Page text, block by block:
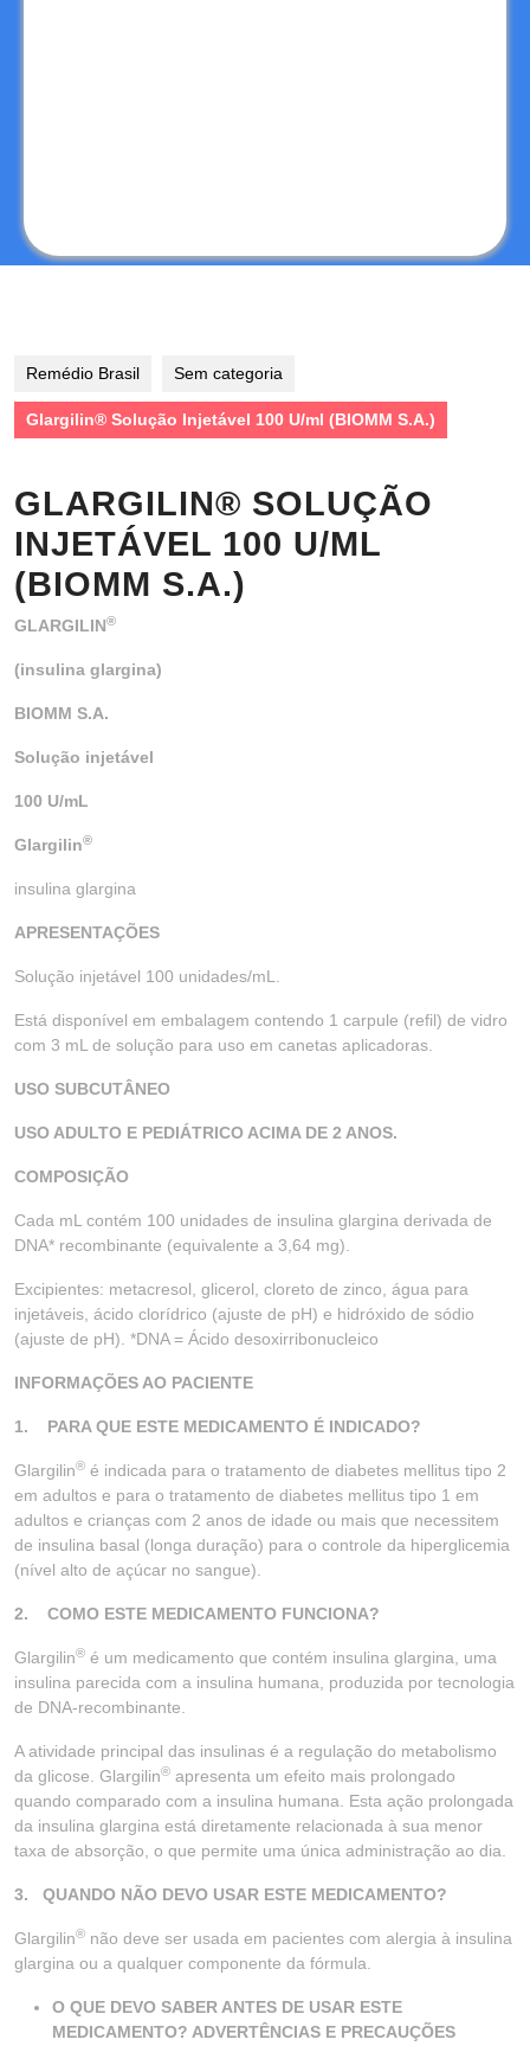
Remédio Brasil Sem categoria
Glargilin® Solução Injetável 100 U/ml (BIOMM S.A.)
GLARGILIN® SOLUÇÃO
INJETÁVEL 100 U/ML
(BIOMM S.A.)
GLARGILIN®
(insulina glargina)
BIOMM S.A.
Solução injetável
100 U/mL
Glargilin®
insulina glargina
APRESENTAÇÕES
Solução injetável 100 unidades/mL.
Está disponível em embalagem contendo 1 carpule (refil) de vidro
com 3 mL de solução para uso em canetas aplicadoras.
USO SUBCUTÂNEO
USO ADULTO E PEDIÁTRICO ACIMA DE 2 ANOS.
COMPOSIÇÃO
Cada mL contém 100 unidades de insulina glargina derivada de
DNA* recombinante (equivalente a 3,64 mg).
Excipientes: metacresol, glicerol, cloreto de zinco, água para
injetáveis, ácido clorídrico (ajuste de pH) e hidróxido de sódio
(ajuste de pH). *DNA = Ácido desoxirribonucleico
INFORMAÇÕES AO PACIENTE
1. PARA QUE ESTE MEDICAMENTO É INDICADO?
Glargilin® é indicada para o tratamento de diabetes mellitus tipo 2
em adultos e para o tratamento de diabetes mellitus tipo 1 em
adultos e crianças com 2 anos de idade ou mais que necessitem
de insulina basal (longa duração) para o controle da hiperglicemia
(nível alto de açúcar no sangue).
2. COMO ESTE MEDICAMENTO FUNCIONA?
Glargilin® é um medicamento que contém insulina glargina, uma
insulina parecida com a insulina humana, produzida por tecnologia
de DNA-recombinante.
A atividade principal das insulinas é a regulação do metabolismo
da glicose. Glargilin® apresenta um efeito mais prolongado
quando comparado com a insulina humana. Esta ação prolongada
da insulina glargina está diretamente relacionada à sua menor
taxa de absorção, o que permite uma única administração ao dia.
3. QUANDO NÃO DEVO USAR ESTE MEDICAMENTO?
Glargilin® não deve ser usada em pacientes com alergia à insulina
glargina ou a qualquer componente da fórmula.
O QUE DEVO SABER ANTES DE USAR ESTE
MEDICAMENTO? ADVERTÊNCIAS E PRECAUÇÕES